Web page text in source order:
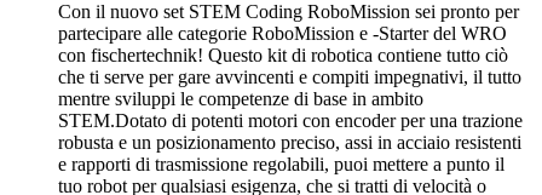
Con il nuovo set STEM Coding RoboMission sei pronto per
partecipare alle categorie RoboMission e -Starter del WRO
con fischertechnik! Questo kit di robotica contiene tutto ciò
che ti serve per gare avvincenti e compiti impegnativi, il tutto
mentre sviluppi le competenze di base in ambito
STEM.Dotato di potenti motori con encoder per una trazione
robusta e un posizionamento preciso, assi in acciaio resistenti
e rapporti di trasmissione regolabili, puoi mettere a punto il
tuo robot per qualsiasi esigenza, che si tratti di velocità o